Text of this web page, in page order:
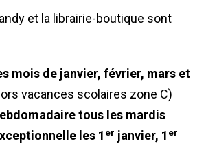
et la librairie-boutique sont
mois de janvier, février, mars et
vacances scolaires zone C)
tous les mardis
les 1 er janvier, 1 er